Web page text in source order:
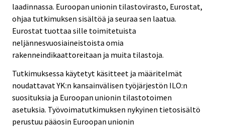
laadinnassa. Euroopan unionin tilastovirasto, Eurostat,
ohjaa tutkimuksen sisältöä ja seuraa sen laatua.
Eurostat tuottaa sille toimitetuista
neljännesvuosiaineistoista omia
rakenneindikaattoreitaan ja muita tilastoja.
Tutkimuksessa käytetyt käsitteet ja määritelmät
noudattavat YK:n kansainvälisen työjärjestön ILO:n
suosituksia ja Euroopan unionin tilastotoimen
asetuksia. Työvoimatutkimuksen nykyinen tietosisältö
perustuu pääosin Euroopan unionin